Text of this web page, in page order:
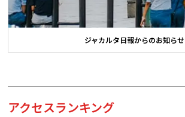
ジャカルタ日報からのお知らせ
アクセスランキング